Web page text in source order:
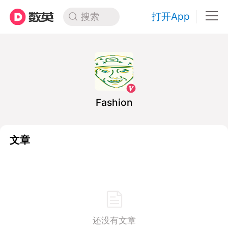
搜索 打开App
Fashion
文章
还没有文章